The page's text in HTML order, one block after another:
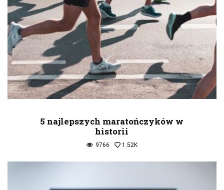
5 najlepszych maratończyków w
historii
9766 1.52K